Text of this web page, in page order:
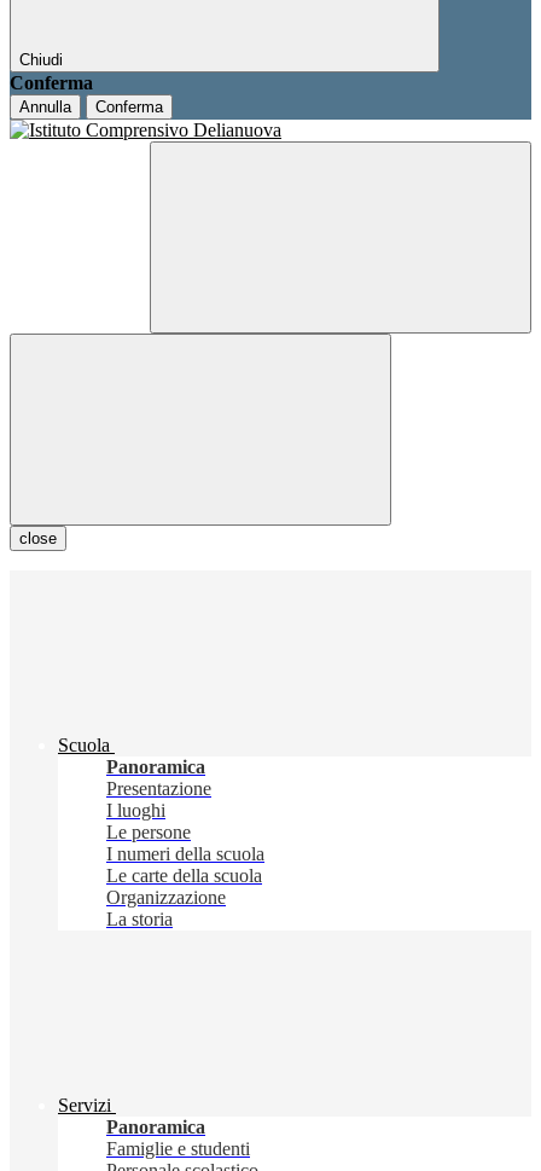
Chiudi
Conferma
Annulla Conferma
close
Scuola
Panoramica
Presentazione
I luoghi
Le persone
I numeri della scuola
Le carte della scuola
Organizzazione
La storia
Servizi
Panoramica
Famiglie e studenti